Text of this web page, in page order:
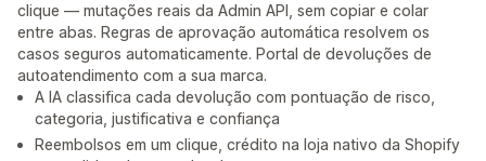
clique — mutações reais da Admin API, sem copiar e colar
entre abas. Regras de aprovação automática resolvem os
casos seguros automaticamente. Portal de devoluções de
autoatendimento com a sua marca.
A IA classifica cada devolução com pontuação de risco,
categoria, justificativa e confiança
Reembolsos em um clique, crédito na loja nativo da Shopify